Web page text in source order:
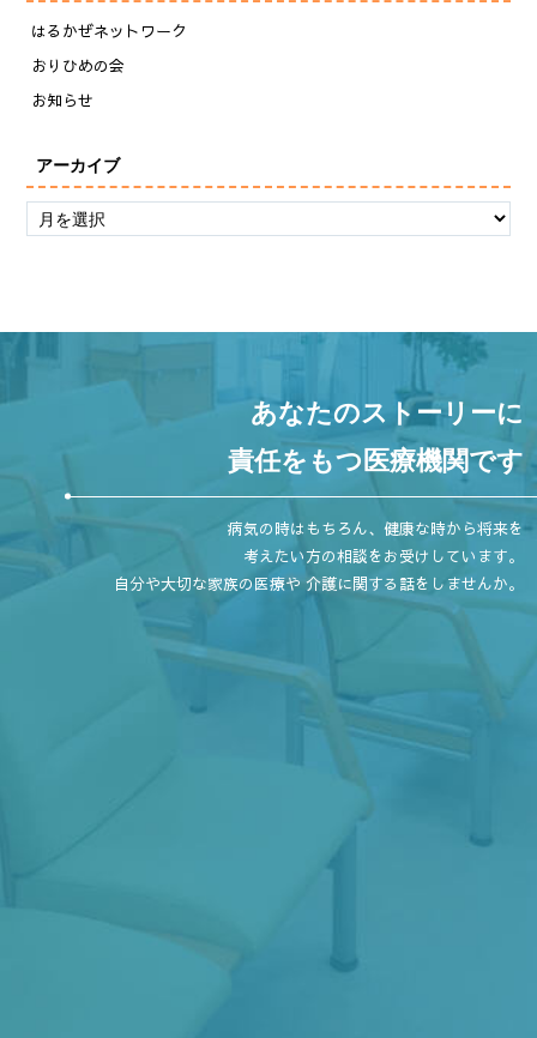
はるかぜネットワーク
おりひめの会
お知らせ
アーカイブ
あなたのストーリーに
責任をもつ医療機関です
病気の時はもちろん、健康な時から将来を
考えたい方の相談をお受けしています。
自分や大切な家族の医療や 介護に関する話をしませんか。